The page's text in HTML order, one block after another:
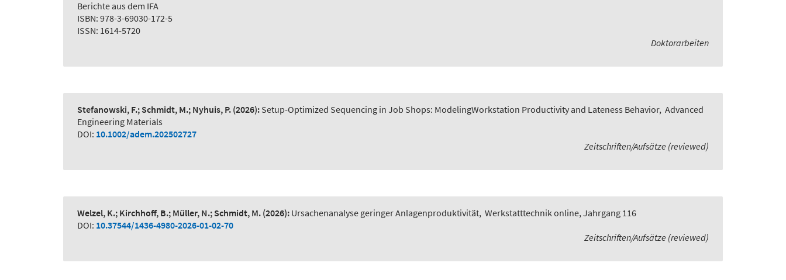
Berichte aus dem IFA
ISBN: 978-3-69030-172-5
ISSN: 1614-5720
Doktorarbeiten
Stefanowski, F.; Schmidt, M.; Nyhuis, P. (2026): Setup-Optimized Sequencing in Job Shops: ModelingWorkstation Productivity and Lateness Behavior, Advanced
Engineering Materials
DOI: 10.1002/adem.202502727
Zeitschriften/Aufsätze (reviewed)
Welzel, K.; Kirchhoff, B.; Müller, N.; Schmidt, M. (2026): Ursachenanalyse geringer Anlagenproduktivität, Werkstatttechnik online, Jahrgang 116
DOI: 10.37544/1436-4980-2026-01-02-70
Zeitschriften/Aufsätze (reviewed)